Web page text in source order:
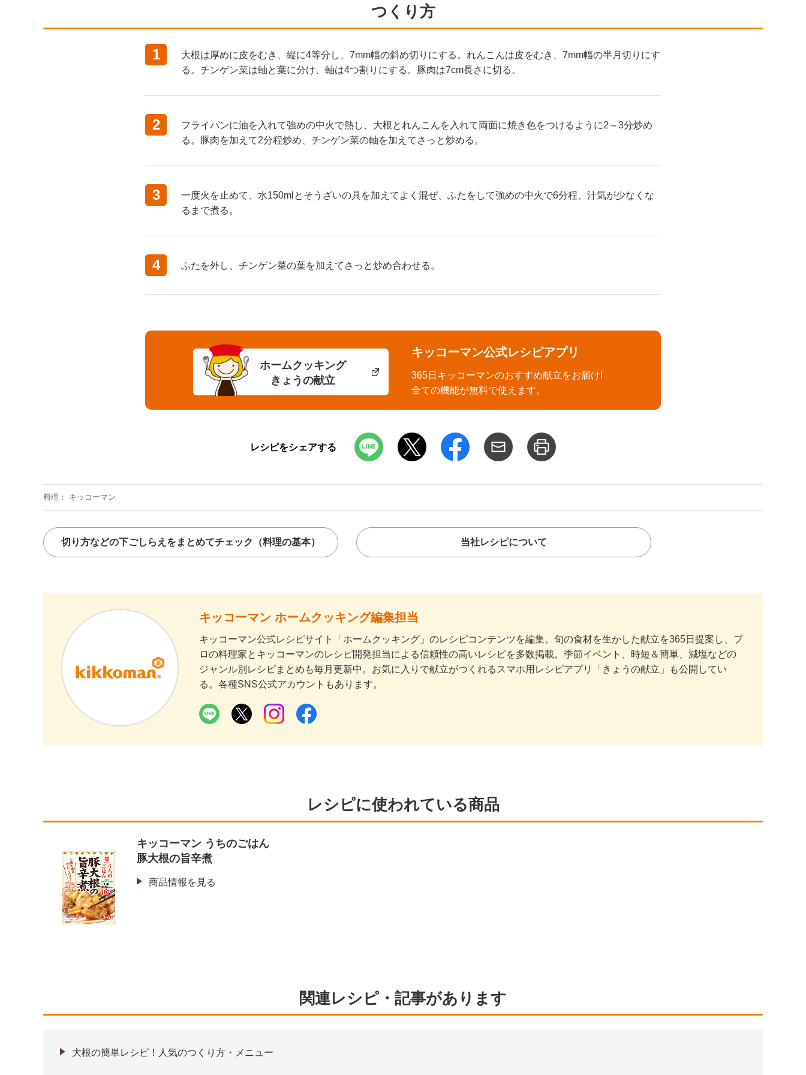
つくり方
1
大根は厚めに皮をむき、縦に4等分し、7mm幅の斜め切りにする。れんこんは皮をむき、7mm幅の半月切りにす
る。チンゲン菜は軸と葉に分け、軸は4つ割りにする。豚肉は7cm長さに切る。
2
フライパンに油を入れて強めの中火で熱し、大根とれんこんを入れて両面に焼き色をつけるように2～3分炒め
る。豚肉を加えて2分程炒め、チンゲン菜の軸を加えてさっと炒める。
3
一度火を止めて、水150mlとそうざいの具を加えてよく混ぜ、ふたをして強めの中火で6分程、汁気が少なくな
るまで煮る。
4 ふたを外し、チンゲン菜の葉を加えてさっと炒め合わせる。
ホームクッキング
きょうの献立
キッコーマン公式レシピアプリ
365日キッコーマンのおすすめ献立をお届け!
全ての機能が無料で使えます。
レシピをシェアする
料理 キッコーマン
切り方などの下ごしらえをまとめてチェック （料理の基本） 当社レシピについて
キッコーマン ホームクッキング編集担当
キッコーマン公式レシピサイト「ホームクッキング」のレシピコンテンツを編集。旬の食材を生かした献立を365日提案し、プ
ロの料理家とキッコーマンのレシピ開発担当による信頼性の高いレシピを多数掲載。季節イベント、時短＆簡単、減塩などの
ジャンル別レシピまとめも毎月更新中。お気に入りで献立がつくれるスマホ用レシピアプリ「きょうの献立」も公開してい
る。各種SNS公式アカウントもあります。
レシピに使われている商品
キッコーマン うちのごはん
豚大根の旨辛煮
商品情報を見る
関連レシピ・記事があります
大根の簡単レシピ！人気のつくり方・メニュー